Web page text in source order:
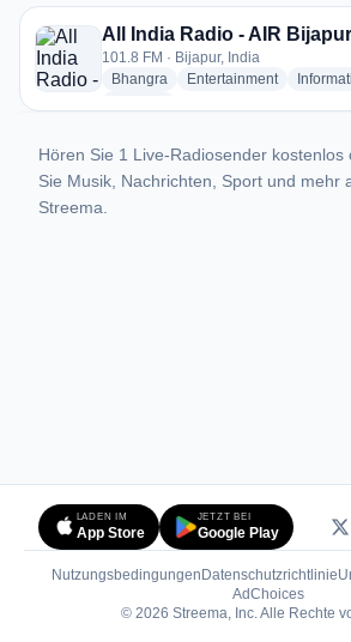
1 Radiosender aus Bijapur
All India Radio - AIR Bijapur
101.8 FM · Bijapur, India
Bhangra radio stations
Entertainmentradio
Hören Sie 1 Live-Radiosender kostenlos
Sie Musik, Nachrichten, Sport und mehr
Streema.
LADEN IM
App Store
JETZT BEI
Google Play
Nutzungsbedingungen Datenschutzrichtlinie
AdChoices(öffnet
© 2026 Streema, Inc. Alle Rechte